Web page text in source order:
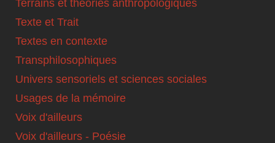
Terrains et théories anthropologiques
Texte et Trait
Textes en contexte
Transphilosophiques
Univers sensoriels et sciences sociales
Usages de la mémoire
Voix d'ailleurs
Voix d'ailleurs - Poésie